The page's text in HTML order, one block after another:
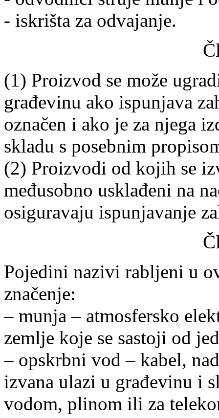
- iskrišta za odvajanje.
(1) Proizvod se može
građevinu ako ispunjava
označen i ako je za njega
skladu s posebnim
(2) Proizvodi od kojih se
međusobno usklađeni na
osiguravaju ispunjavanje
Pojedini nazivi rabljeni u
značenje:
– munja – atmosfersko
zemlje koje se sastoji od
– opskrbni vod – kabel,
izvana ulazi u građevinu i
vodom, plinom ili za